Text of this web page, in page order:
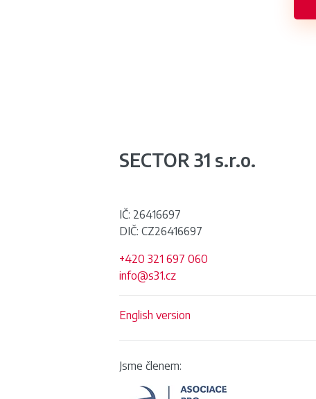
SECTOR 31 s.r.o.
IČ: 26416697
DIČ: CZ26416697
+420 321 697 060
info@s31.cz
English version
Jsme členem: